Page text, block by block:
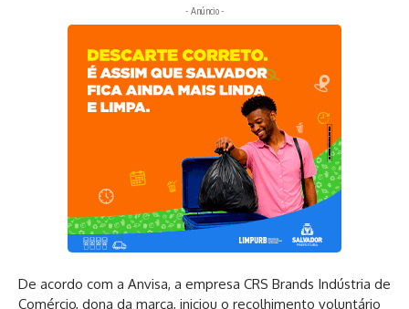
- Anúncio -
De acordo com a Anvisa, a empresa CRS Brands Indústria de
Comércio, dona da marca, iniciou o recolhimento voluntário